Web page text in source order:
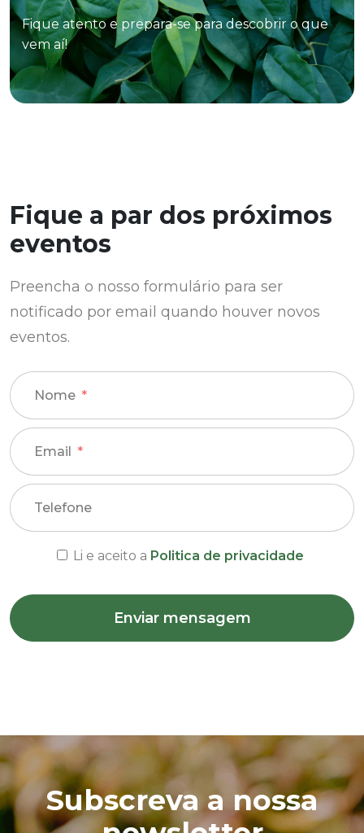
Fique atento e prepara-se para descobrir o que
vem aí!
Fique a par dos próximos
eventos
Preencha o nosso formulário para ser
notificado por email quando houver novos
eventos.
Nome
Email
Telefone
Li e aceito a Politica de privacidade
Enviar mensagem
Subscreva a nossa